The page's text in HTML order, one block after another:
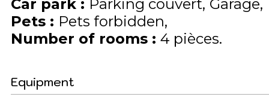
Car park : Parking couvert Garage
Pets : Pets forbidden
Number of rooms : 4 pièces
Equipment